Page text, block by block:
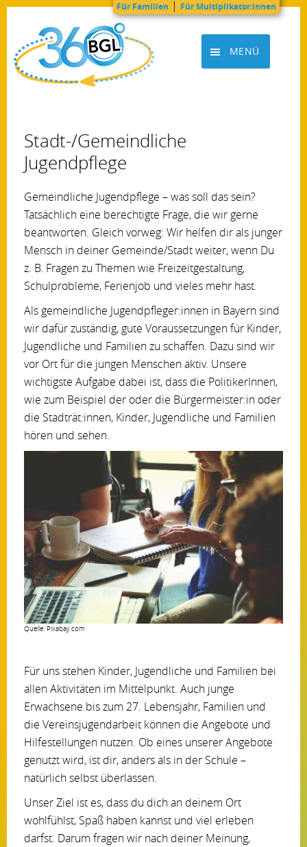
Für Familien | Für Multiplikator:innen
Zum
Inhalt
springen
BGL360grad
MENÜ
Stadt-/Gemeindliche
Jugendpflege
Gemeindliche Jugendpflege – was soll das sein?
Tatsächlich eine berechtigte Frage, die wir gerne
beantworten. Gleich vorweg: Wir helfen dir als junger
Mensch in deiner Gemeinde/Stadt weiter, wenn Du
z. B. Fragen zu Themen wie Freizeitgestaltung,
Schulprobleme, Ferienjob und vieles mehr hast.
Als gemeindliche Jugendpfleger:innen in Bayern sind
wir dafür zuständig, gute Voraussetzungen für Kinder,
Jugendliche und Familien zu schaffen. Dazu sind wir
vor Ort für die jungen Menschen aktiv. Unsere
wichtigste Aufgabe dabei ist, dass die PolitikerInnen,
wie zum Beispiel der oder die Bürgermeister:in oder
die Stadträt:innen, Kinder, Jugendliche und Familien
hören und sehen.
Quelle: Pixabay.com
Für uns stehen Kinder, Jugendliche und Familien bei
allen Aktivitäten im Mittelpunkt. Auch junge
Erwachsene bis zum 27. Lebensjahr, Familien und
die Vereinsjugendarbeit können die Angebote und
Hilfestellungen nutzen. Ob eines unserer Angebote
genutzt wird, ist dir, anders als in der Schule –
natürlich selbst überlassen.
Unser Ziel ist es, dass du dich an deinem Ort
wohlfühlst, Spaß haben kannst und viel erleben
darfst. Darum fragen wir nach deiner Meinung,